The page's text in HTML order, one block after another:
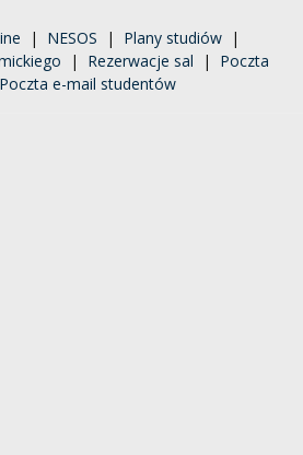
| NESOS | Plany studiów |
| Rezerwacje sal | Poczta
Poczta e-mail studentów